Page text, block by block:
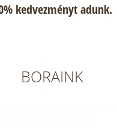
kedvezményt adunk.
BORAINK